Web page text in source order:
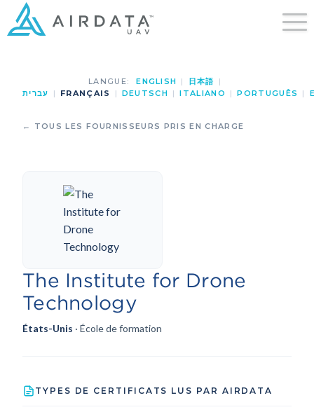
LANGUE: ENGLISH | 日本語
|
עברית
| FRANÇAIS | DEUTSCH | ITALIANO | PORTUGUÊS |
← TOUS LES FOURNISSEURS PRIS EN CHARGE
The Institute for Drone
Technology
États-Unis · École de formation
TYPES DE CERTIFICATS LUS PAR AIRDATA